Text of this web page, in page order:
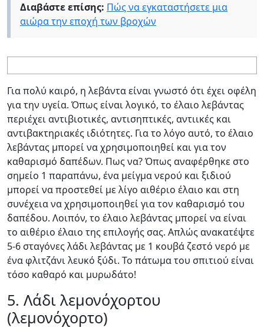
Διαβάστε επίσης: Πώς να εγκαταστήσετε μια
αιώρα την εποχή των βροχών
Για πολύ καιρό, η λεβάντα είναι γνωστό ότι έχει οφέλη
για την υγεία. Όπως είναι λογικό, το έλαιο λεβάντας
περιέχει αντιβιοτικές, αντισηπτικές, αντιικές και
αντιβακτηριακές ιδιότητες. Για το λόγο αυτό, το έλαιο
λεβάντας μπορεί να χρησιμοποιηθεί και για τον
καθαρισμό δαπέδων. Πως να? Όπως αναφέρθηκε στο
σημείο 1 παραπάνω, ένα μείγμα νερού και ξιδιού
μπορεί να προστεθεί με λίγο αιθέριο έλαιο και στη
συνέχεια να χρησιμοποιηθεί για τον καθαρισμό του
δαπέδου. Λοιπόν, το έλαιο λεβάντας μπορεί να είναι
το αιθέριο έλαιο της επιλογής σας. Απλώς ανακατέψτε
5-6 σταγόνες λάδι λεβάντας με 1 κουβά ζεστό νερό με
ένα φλιτζάνι λευκό ξύδι. Το πάτωμα του σπιτιού είναι
τόσο καθαρό και μυρωδάτο!
5. Λάδι λεμονόχορτου
(λεμονόχορτο)